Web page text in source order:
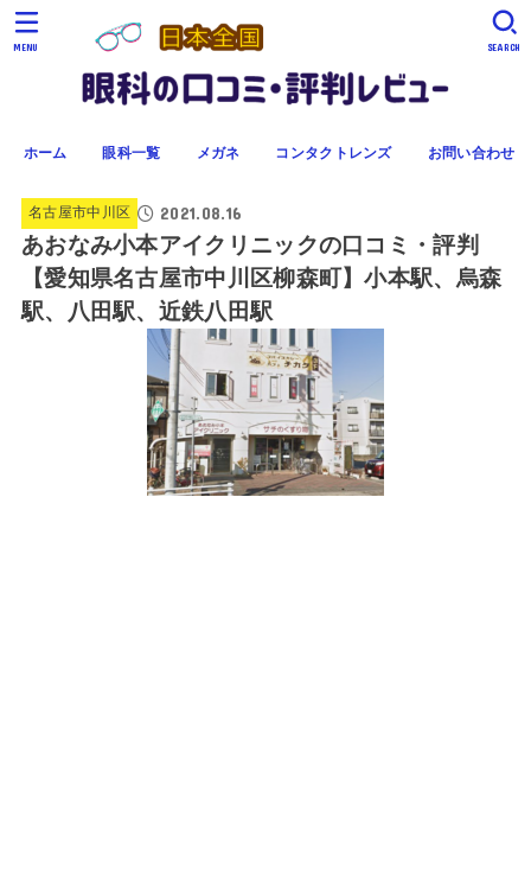
ホーム 眼科一覧 メガネ コンタクトレンズ お問い合わせ
SEARCH
MENU
名古屋市中川区 2021.08.16
あおなみ小本アイクリニックの口コミ・評判
【愛知県名古屋市中川区柳森町】小本駅、烏森
駅、八田駅、近鉄八田駅